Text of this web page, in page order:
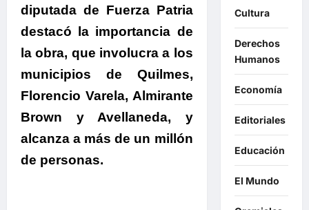
diputada de Fuerza Patria
destacó la importancia de
la obra, que involucra a los
municipios de Quilmes,
Florencio Varela, Almirante
Brown y Avellaneda, y
alcanza a más de un millón
de personas.
Cultura
Derechos
Humanos
Economía
Editoriales
Educación
El Mundo